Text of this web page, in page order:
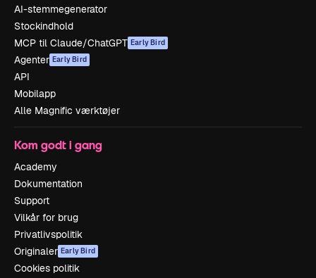
AI-stemmegenerator
Stockindhold
MCP til Claude/ChatGPT Early Bird
Agenter Early Bird
API
Mobilapp
Alle Magnific værktøjer
Kom godt i gang
Academy
Dokumentation
Support
Vilkår for brug
Privatlivspolitik
Originaler Early Bird
Cookies politik